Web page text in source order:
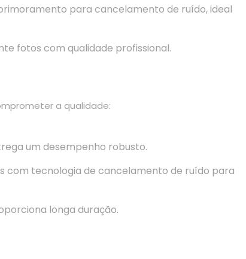
para cancelamento de ruído, ideal
fotos com qualidade profissional.
a qualidade:
um desempenho robusto.
com tecnologia de cancelamento de ruído para
longa duração.